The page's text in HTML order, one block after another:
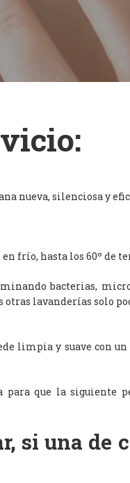
nueva, silenciosa y
frío, hasta los 60º de
bacterias,
otras lavanderías solo
limpia y suave con
que la siguiente
si una de